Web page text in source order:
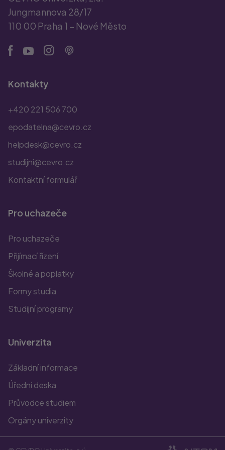
Jungmannova 28/17
110 00 Praha 1 – Nové Město
Kontakty
+420 221 506 700
epodatelna@cevro.cz
helpdesk@cevro.cz
studijni@cevro.cz
Kontaktní formulář
Pro uchazeče
Pro uchazeče
Přijímací řízení
Školné a poplatky
Formy studia
Studijní programy
Univerzita
Základní informace
Úřední deska
Průvodce studiem
Orgány univerzity